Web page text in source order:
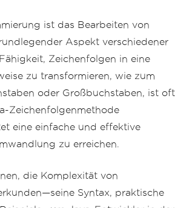
ist das Bearbeiten von
Aspekt verschiedener
Zeichenfolgen in eine
zu transformieren, wie zum
oder Großbuchstaben, ist oft
Zeichenfolgenmethode
eine einfache und effektive
zu erreichen.
die Komplexität von
Syntax, praktische